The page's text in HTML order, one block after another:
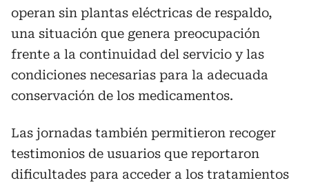
operan sin plantas eléctricas de respaldo,
una situación que genera preocupación
frente a la continuidad del servicio y las
condiciones necesarias para la adecuada
conservación de los medicamentos.
Las jornadas también permitieron recoger
testimonios de usuarios que reportaron
dificultades para acceder a los tratamientos